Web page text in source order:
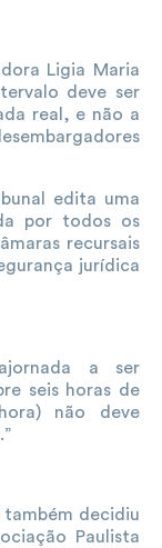
Ligia Maria
deve ser
real, e não a
edita uma
por todos os
recursais
jurídica
a ser
seis horas de
não deve
também decidiu
Paulista